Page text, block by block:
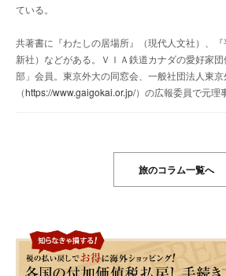
ている。
共著書に『わたしの居場所』（現代人文社）、
新社）などがある。ＶＩＡ鉄道カナダの愛好家
部」会員。東京外大の同窓会、一般社団法人東
（https://www.gaigokai.or.jp/）の広報委員で元理事
旅のコラム一覧へ